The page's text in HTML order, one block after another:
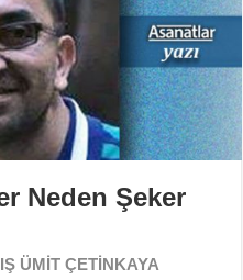
Neden Şeker
ÜMİT ÇETİNKAYA